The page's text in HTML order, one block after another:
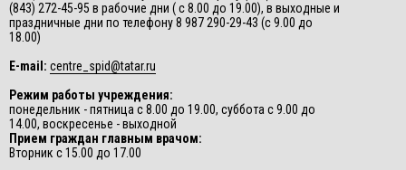
(843) 272-45-95 в рабочие дни ( с 8.00 до 19.00), в выходные и
праздничные дни по телефону 8 987 290-29-43 (с 9.00 до
18.00)
E-mail: centre_spid@tatar.ru
Режим работы учреждения:
понедельник - пятница с 8.00 до 19.00, суббота с 9.00 до
14.00, воскресенье - выходной
Прием граждан главным врачом:
Вторник с 15.00 до 17.00